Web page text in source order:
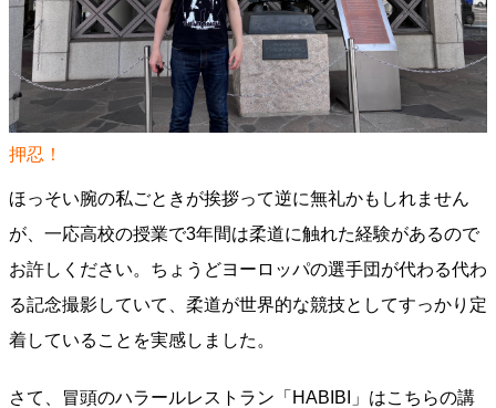
押忍！
ほっそい腕の私ごときが挨拶って逆に無礼かもしれません
が、一応高校の授業で3年間は柔道に触れた経験があるので
お許しください。ちょうどヨーロッパの選手団が代わる代わ
る記念撮影していて、柔道が世界的な競技としてすっかり定
着していることを実感しました。
さて、冒頭のハラールレストラン「HABIBI」はこちらの講